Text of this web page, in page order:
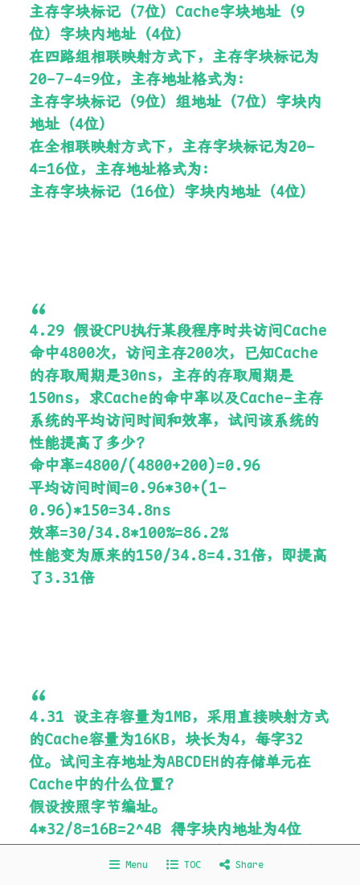
主存字块标记（7位）Cache字块地址（9
位）字块内地址（4位）
在四路组相联映射方式下，主存字块标记为
20-7-4=9位，主存地址格式为：
主存字块标记（9位）组地址（7位）字块内
地址（4位）
在全相联映射方式下，主存字块标记为20-
4=16位，主存地址格式为：
主存字块标记（16位）字块内地址（4位）
4.29 假设CPU执行某段程序时共访问Cache
命中4800次，访问主存200次，已知Cache
的存取周期是30ns，主存的存取周期是
150ns，求Cache的命中率以及Cache-主存
系统的平均访问时间和效率，试问该系统的
性能提高了多少？
命中率=4800/(4800+200)=0.96
平均访问时间=0.96*30+(1-
0.96)*150=34.8ns
效率=30/34.8*100%=86.2%
性能变为原来的150/34.8=4.31倍，即提高
了3.31倍
4.31 设主存容量为1MB，采用直接映射方式
的Cache容量为16KB，块长为4，每字32
位。试问主存地址为ABCDEH的存储单元在
Cache中的什么位置？
假设按照字节编址。
4*32/8=16B=2^4B 得字块内地址为4位
16KB/16B=2^10 得Cache字块地址为10位
1MB/16B=2^16 得直接映射下主存地址为6
Menu TOC Share